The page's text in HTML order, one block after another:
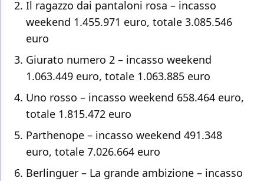
Il ragazzo dai pantaloni rosa – incasso
weekend 1.455.971 euro, totale 3.085.546
euro
Giurato numero 2 – incasso weekend
1.063.449 euro, totale 1.063.885 euro
Uno rosso – incasso weekend 658.464 euro,
totale 1.815.472 euro
Parthenope – incasso weekend 491.348
euro, totale 7.026.664 euro
Berlinguer – La grande ambizione – incasso